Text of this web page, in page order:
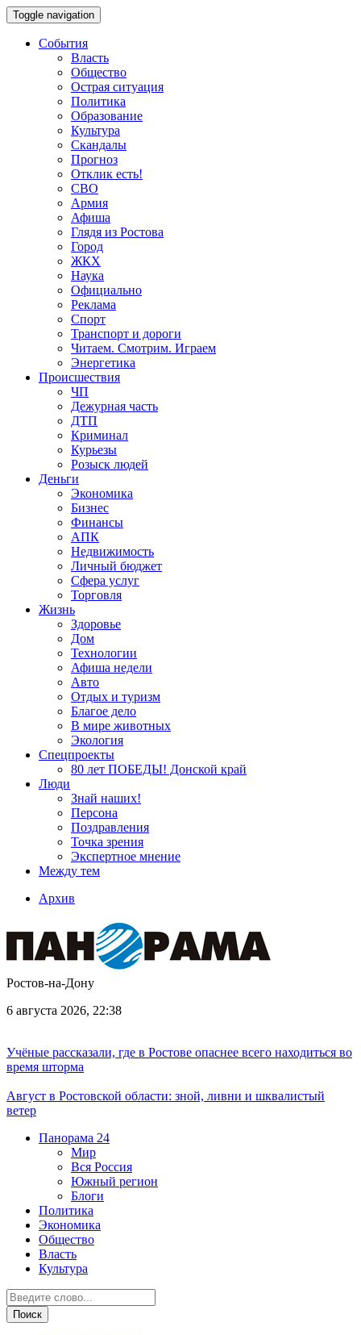
Toggle navigation
События
Власть
Общество
Острая ситуация
Политика
Образование
Культура
Скандалы
Прогноз
Отклик есть!
СВО
Армия
Афиша
Глядя из Ростова
Город
ЖКХ
Наука
Официально
Реклама
Спорт
Транспорт и дороги
Читаем. Смотрим. Играем
Энергетика
Происшествия
ЧП
Дежурная часть
ДТП
Криминал
Курьезы
Розыск людей
Деньги
Экономика
Бизнес
Финансы
АПК
Недвижимость
Личный бюджет
Сфера услуг
Торговля
Жизнь
Здоровье
Дом
Технологии
Афиша недели
Авто
Отдых и туризм
Благое дело
В мире животных
Экология
Спецпроекты
80 лет ПОБЕДЫ! Донской край
Люди
Знай наших!
Персона
Поздравления
Точка зрения
Экспертное мнение
Между тем
Архив
Ростов-на-Дону
6 августа 2026, 22:38
Учёные рассказали, где в Ростове опаснее всего находиться во
время шторма
Август в Ростовской области: зной, ливни и шквалистый
ветер
Панорама 24
Мир
Вся Россия
Южный регион
Блоги
Политика
Экономика
Общество
Власть
Культура